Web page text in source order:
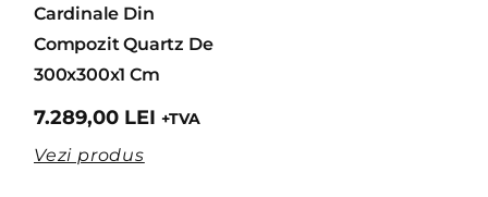
Cardinale Din
Compozit Quartz De
300x300x1 Cm
7.289,00 LEI +TVA
Vezi produs